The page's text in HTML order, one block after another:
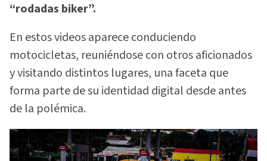
“rodadas biker”.
En estos videos aparece conduciendo
motocicletas, reuniéndose con otros aficionados
y visitando distintos lugares, una faceta que
forma parte de su identidad digital desde antes
de la polémica.